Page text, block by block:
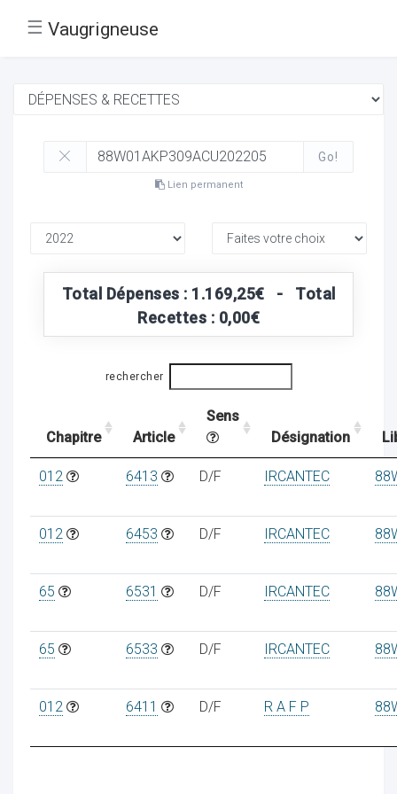
☰ Vaugrigneuse
Go!
Lien permanent
Total Dépenses : 1.169,25€ - Total
Recettes : 0,00€
rechercher
Chapitre Article
Sens
Désignation
012 6413 D/F IRCANTEC
012 6453 D/F IRCANTEC
65 6531 D/F IRCANTEC
65 6533 D/F IRCANTEC
012 6411 D/F R A F P